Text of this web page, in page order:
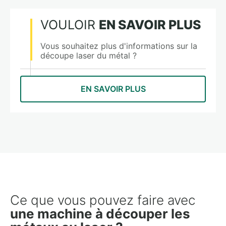
VOULOIR EN SAVOIR PLUS
Vous souhaitez plus d'informations sur la
découpe laser du métal ?
EN SAVOIR PLUS
Ce que vous pouvez faire avec
une machine à découper les